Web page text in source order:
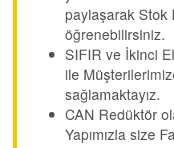
paylaşarak Stok
öğrenebilirsiniz.
SIFIR ve İkinci
ile
sağlamaktayız.
CAN Redüktör
Yapımızla size